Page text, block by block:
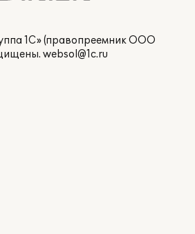
1С» (правопреемник ООО
websol@1c.ru